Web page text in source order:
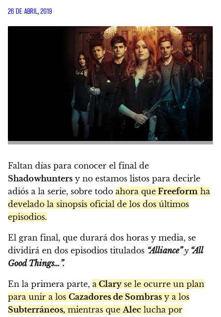
26 DE ABRIL, 2019
Faltan días para conocer el final de
Shadowhunters y no estamos listos para decirle
adiós a la serie, sobre todo ahora que Freeform ha
develado la sinopsis oficial de los dos últimos
episodios.
El gran final, que durará dos horas y media, se
dividirá en dos episodios titulados “Alliance”y “All
Good Things…”.
En la primera parte, a Claryse le ocurre un plan
para unir a los Cazadores de Sombras y a los
Subterráneos, mientras queAlec lucha por